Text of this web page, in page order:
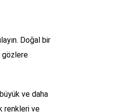
Doğal bir
gözlere
ve daha
renkleri ve